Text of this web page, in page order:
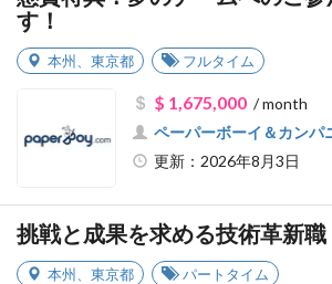
す！
本州 東京都 フルタイム
$ 1,675,000/ month
ペーパーボーイ＆カンパ
更新：2026年8月3日
挑戦と成果を求める技術革新職
本州 東京都 パートタイム